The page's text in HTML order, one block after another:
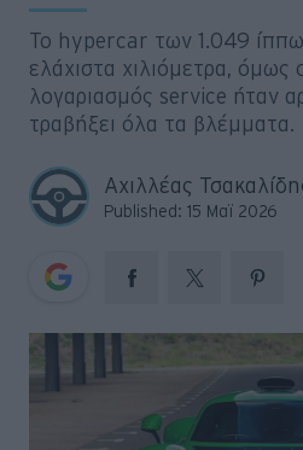
Το hypercar των 1.049
ελάχιστα χιλιόμετρα, όμως
λογαριασμός service ήταν
τραβήξει όλα τα βλέμματα.
Αχιλλέας
Published: 15 Μαϊ 2026
Viral
Big Reads
Retro
Moto
Gaming
Συνεντεύξεις